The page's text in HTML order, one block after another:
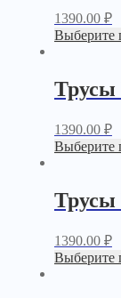
1390.00 ₽
Выберите
Трусы
1390.00 ₽
Выберите
Трусы
1390.00 ₽
Выберите